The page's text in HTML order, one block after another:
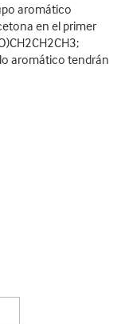
aromático
en el primer
aromático tendrán